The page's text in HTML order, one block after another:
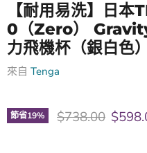
【耐用易洗】日
0（Zero）
力飛機杯（銀白色）
來自 Tenga
節省19% 原價
$738.00 現價